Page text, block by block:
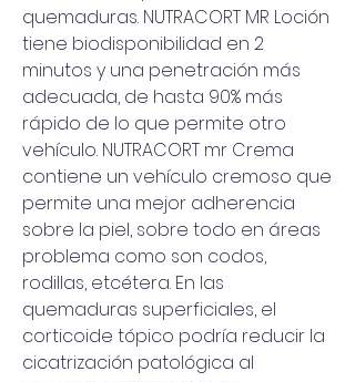
quemaduras. NUTRACORT MR Loción
tiene biodisponibilidad en 2
minutos y una penetración más
adecuada, de hasta 90% más
rápido de lo que permite otro
vehículo. NUTRACORT mr Crema
contiene un vehículo cremoso que
permite una mejor adherencia
sobre la piel, sobre todo en áreas
problema como son codos,
rodillas, etcétera. En las
quemaduras superficiales, el
corticoide tópico podría reducir la
cicatrización patológica al